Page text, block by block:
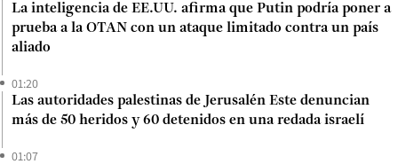
La inteligencia de EE.UU. afirma que Putin podría poner a
prueba a la OTAN con un ataque limitado contra un país
aliado
01:20
Las autoridades palestinas de Jerusalén Este denuncian
más de 50 heridos y 60 detenidos en una redada israelí
01:07